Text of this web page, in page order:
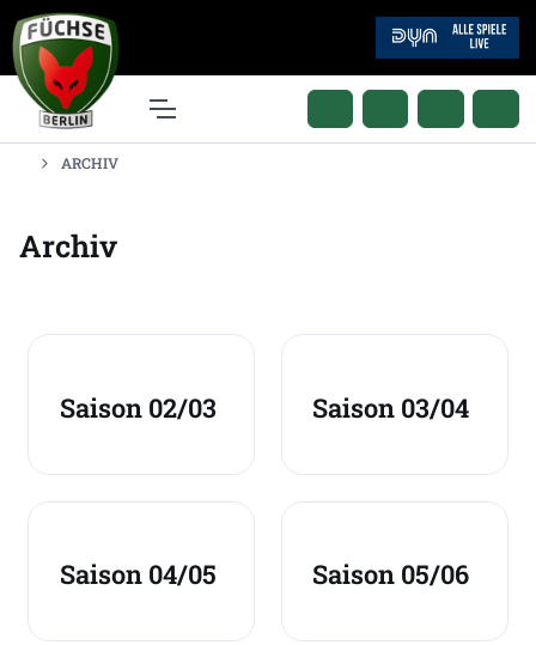
ARCHIV
Archiv
Saison 02/03 Saison 03/04
Saison 04/05 Saison 05/06